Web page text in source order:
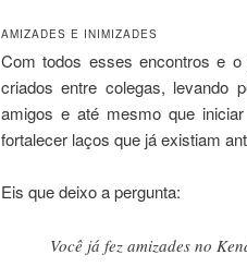
AMIZADES E INIMIZADES
Com todos esses encontros e
criados entre colegas, levando
amigos e até mesmo que
fortalecer laços que já existiam
Eis que deixo a pergunta:
Você já fez amizades no